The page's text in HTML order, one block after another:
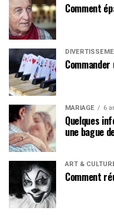
Comment
MARIAGE 6
Quelques
une bague
ART &
Comment